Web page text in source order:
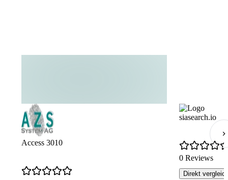
Access 3010
siasearch.io
0 Reviews
Direkt